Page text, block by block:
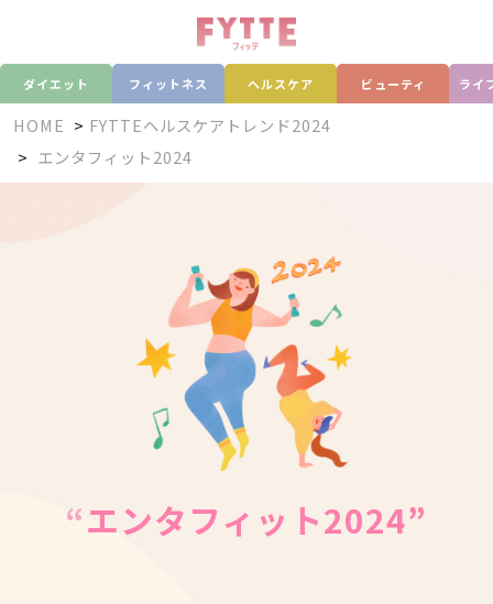
ダイエット フィットネス ヘルスケア ビューティ ライ
HOME
FYTTEヘルスケアトレンド2024
エンタフィット2024
“エンタフィット2024”